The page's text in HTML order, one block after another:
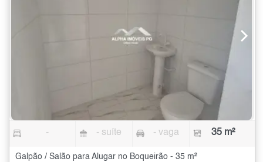
- - suíte - vaga 35 m²
Galpão / Salão para Alugar no Boqueirão - 35 m²